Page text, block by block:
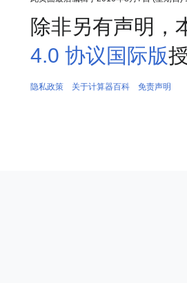
除非另有声明，
4.0 协议国际版
隐私政策 关于计算器百科 免责声明